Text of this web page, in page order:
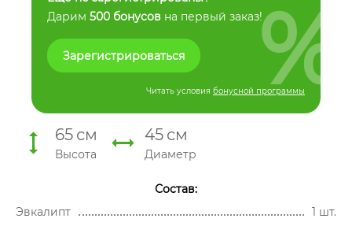
Дарим 500 бонусов на первый заказ!
Зарегистрироваться
Читать условия бонусной программы
%
65 см
Высота
45 см
Диаметр
Состав:
Эвкалипт
1 шт.